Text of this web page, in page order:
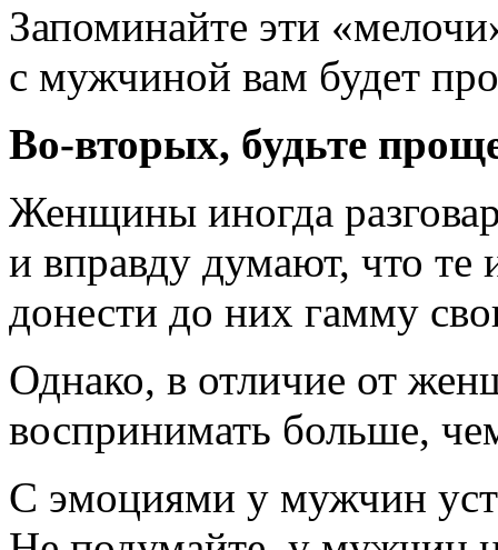
Запоминайте эти
с мужчиной вам будет
Во-вторых, будьте
Женщины иногда
и вправду думают, что
донести до них гамму
Однако, в отличие от
воспринимать больше,
С эмоциями у мужчин